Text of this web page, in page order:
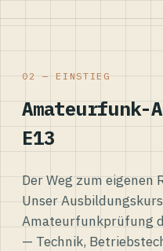
02 — EINSTIEG
E13
Der Weg zum eigenen
Unser
Amateurfunkprüfung
— Technik,